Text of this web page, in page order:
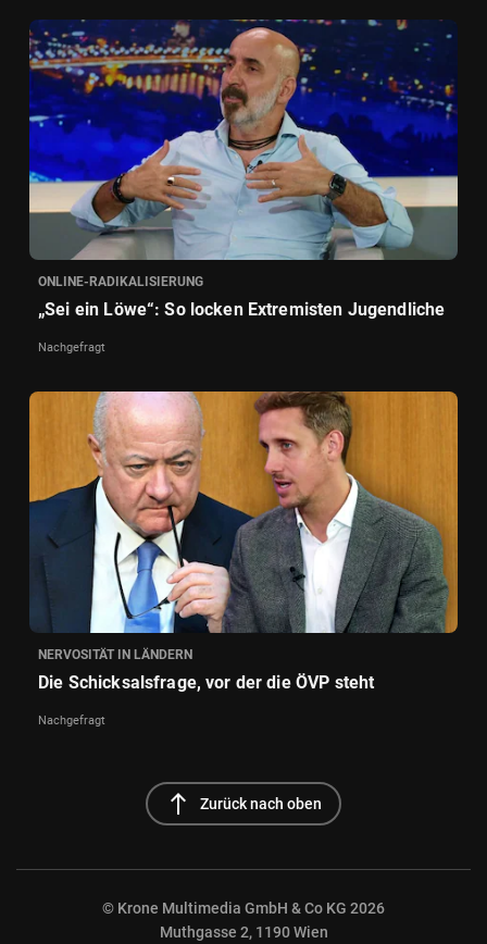
ONLINE-RADIKALISIERUNG
„Sei ein Löwe“: So locken Extremisten Jugendliche
Nachgefragt
NERVOSITÄT IN LÄNDERN
Die Schicksalsfrage, vor der die ÖVP steht
Nachgefragt
north Zurück nach oben
© Krone Multimedia GmbH & Co KG 2026
Muthgasse 2, 1190 Wien